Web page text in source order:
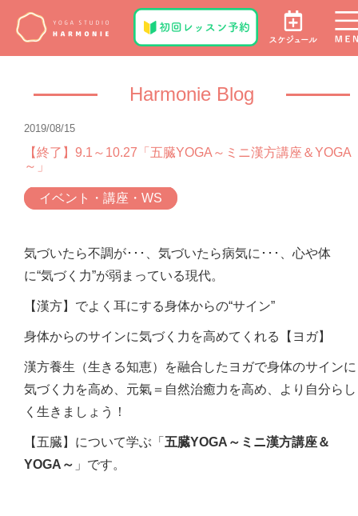
Harmonie Blog
2019/08/15
【終了】9.1～10.27「五臓YOGA～ミニ漢方講座＆YOGA
～」
イベント・講座・WS
気づいたら不調が･･･、気づいたら病気に･･･、心や体
に“気づく力”が弱まっている現代。
【漢方】でよく耳にする身体からの“サイン”
身体からのサインに気づく力を高めてくれる【ヨガ】
漢方養生（生きる知恵）を融合したヨガで身体のサインに
気づく力を高め、元氣＝自然治癒力を高め、より自分らし
く生きましょう！
【五臓】について学ぶ「 五臓YOGA～ミニ漢方講座＆
YOGA～ 」です。